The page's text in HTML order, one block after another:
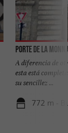
Porte de la
A diferencia de
esta está
su sencillez ...
772 m -